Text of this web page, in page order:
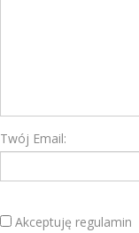
Twój Email:
Akceptuję regulamin